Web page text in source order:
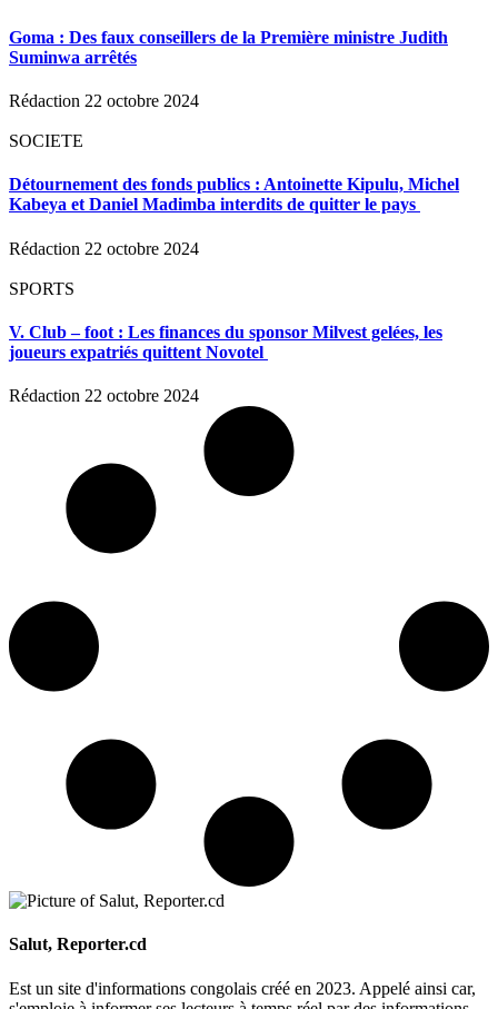
Goma : Des faux conseillers de la Première ministre Judith
Suminwa arrêtés
Rédaction 22 octobre 2024
SOCIETE
Détournement des fonds publics : Antoinette Kipulu, Michel
Kabeya et Daniel Madimba interdits de quitter le pays
Rédaction 22 octobre 2024
SPORTS
V. Club – foot : Les finances du sponsor Milvest gelées, les
joueurs expatriés quittent Novotel
Rédaction 22 octobre 2024
Salut, Reporter.cd
Est un site d'informations congolais créé en 2023. Appelé ainsi car,